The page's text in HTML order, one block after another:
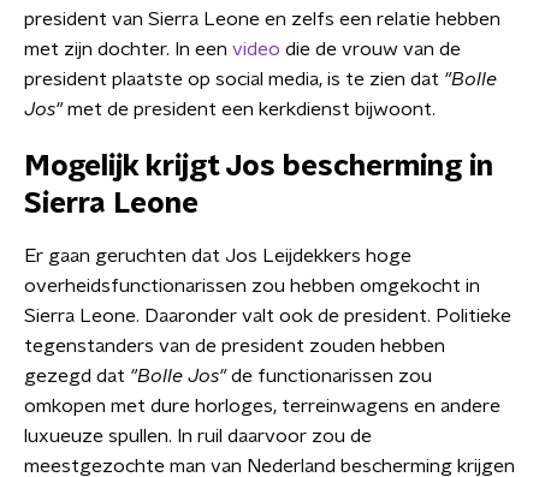
president van Sierra Leone en zelfs een relatie hebben
met zijn dochter. In een video die de vrouw van de
president plaatste op social media, is te zien dat "Bolle
Jos"met de president een kerkdienst bijwoont.
Mogelijk krijgt Jos bescherming in
Sierra Leone
Er gaan geruchten dat Jos Leijdekkers hoge
overheidsfunctionarissen zou hebben omgekocht in
Sierra Leone. Daaronder valt ook de president. Politieke
tegenstanders van de president zouden hebben
gezegd dat "Bolle Jos"de functionarissen zou
omkopen met dure horloges, terreinwagens en andere
luxueuze spullen. In ruil daarvoor zou de
meestgezochte man van Nederland bescherming krijgen